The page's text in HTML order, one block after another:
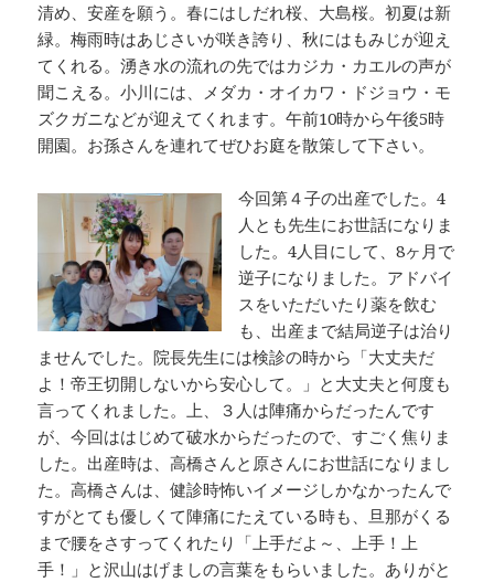
清め、安産を願う。春にはしだれ桜、大島桜。初夏は新
緑。梅雨時はあじさいが咲き誇り、秋にはもみじが迎え
てくれる。湧き水の流れの先ではカジカ・カエルの声が
聞こえる。小川には、メダカ・オイカワ・ドジョウ・モ
ズクガニなどが迎えてくれます。午前10時から午後5時
開園。お孫さんを連れてぜひお庭を散策して下さい。
今回第４子の出産でした。4
人とも先生にお世話になりま
した。4人目にして、8ヶ月で
逆子になりました。アドバイ
スをいただいたり薬を飲む
も、出産まで結局逆子は治り
ませんでした。院長先生には検診の時から「大丈夫だ
よ！帝王切開しないから安心して。」と大丈夫と何度も
言ってくれました。上、３人は陣痛からだったんです
が、今回ははじめて破水からだったので、すごく焦りま
した。出産時は、高橋さんと原さんにお世話になりまし
た。高橋さんは、健診時怖いイメージしかなかったんで
すがとても優しくて陣痛にたえている時も、旦那がくる
まで腰をさすってくれたり「上手だよ～、上手！上
手！」と沢山はげましの言葉をもらいました。ありがと